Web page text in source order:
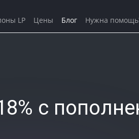
с
LP Цены Блог Нужна